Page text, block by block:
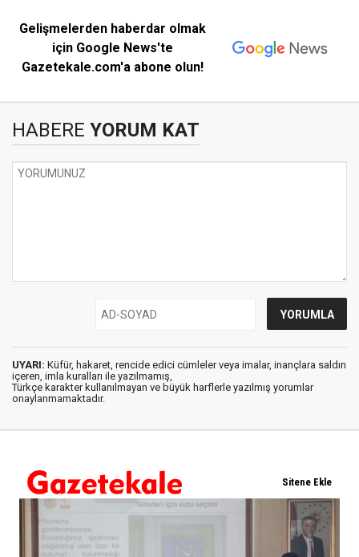
Gelişmelerden haberdar olmak
için Google News'te
Gazetekale.com'a abone olun!
HABERE YORUM KAT
UYARI: Küfür, hakaret, rencide edici cümleler veya imalar, inançlara saldırı
içeren, imla kuralları ile yazılmamış,
Türkçe karakter kullanılmayan ve büyük harflerle yazılmış yorumlar
onaylanmamaktadır.